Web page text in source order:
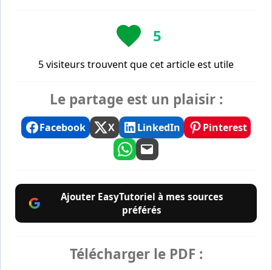
5
5 visiteurs trouvent que cet article est utile
Le partage est un plaisir :
Facebook X LinkedIn Pinterest
Ajouter EasyTutoriel à mes sources
préférés
Télécharger le PDF :